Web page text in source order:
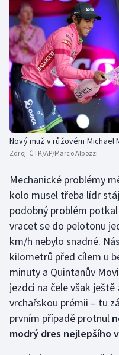
Rychlostní kanoistika
Short track
Sportovní střelba
Stolní tenis
Triatlon
Veslování
Vodní slalom
Volejbal
Ostatní
Nový muž v růžovém Michael
Zdroj: ČTK/AP/Marco Alpozzi
Mechanické problémy
kolo musel třeba lídr
podobný problém
vracet se do pelotonu
km/h nebylo snadné.
kilometrů před cílem u
minuty a Quintanův
jezdci na čele však
vrchařskou prémii – tu
prvním případě protnul
modrý dres nejlepšího